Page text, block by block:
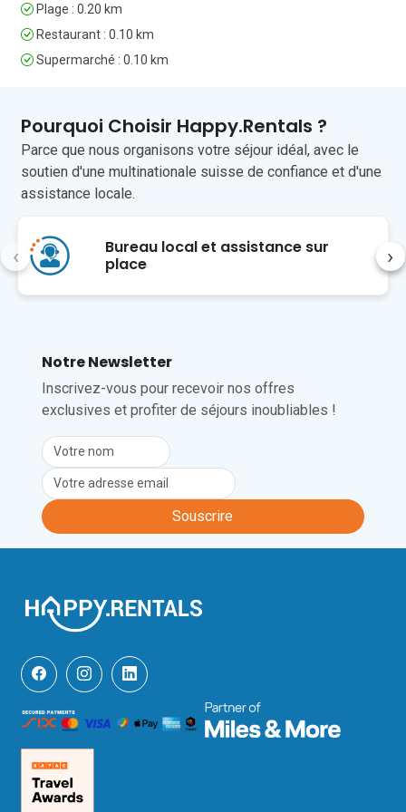
minutes). L’une des plus anciennes
localités de la côte, elle regorge
d’histoire et possède un port de
époustouflant.
Loin de la côte, la région est réputée
pour ses formations rocheuses, ses
classées au patrimoine mondial de
l’UNESCO, offrent un spectacle
fermier quotidien de Koper. Vous y
trouverez les meilleurs ingrédients
locaux, d’une fraîcheur incomparable.
L’aéroport le plus proche est celui de
Trieste, en Italie, situé à 1 heure de
route. L’aéroport de Ljubljana se trouve
quant à lui à 1 heure et 45 minutes.
Malheureusement, les animaux de
compagnie ne sont pas admis dans cet
Plage : 0.20 km
Restaurant : 0.10 km
Supermarché : 0.10 km
Pourquoi Choisir Happy.Rentals ?
Parce que nous organisons votre séjour idéal, avec le
soutien d'une multinationale suisse de confiance et d'une
assistance locale.
Bureau local et assistance sur
place
‹ ›
Notre Newsletter
Inscrivez-vous pour recevoir nos offres
exclusives et profiter de séjours inoubliables !
Souscrire